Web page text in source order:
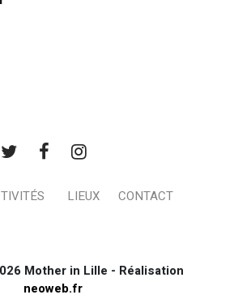
LIEUX CONTACT
Mother in Lille - Réalisation
neoweb.fr